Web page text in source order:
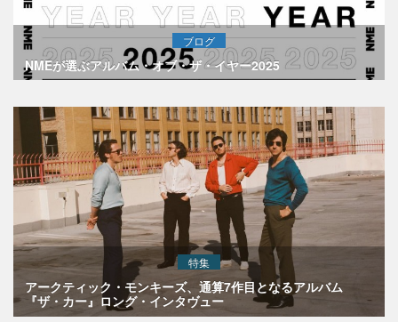
ブログ
NMEが選ぶアルバム・オブ・ザ・イヤー2025
特集
アークティック・モンキーズ、通算7作目となるアルバム
『ザ・カー』ロング・インタヴュー